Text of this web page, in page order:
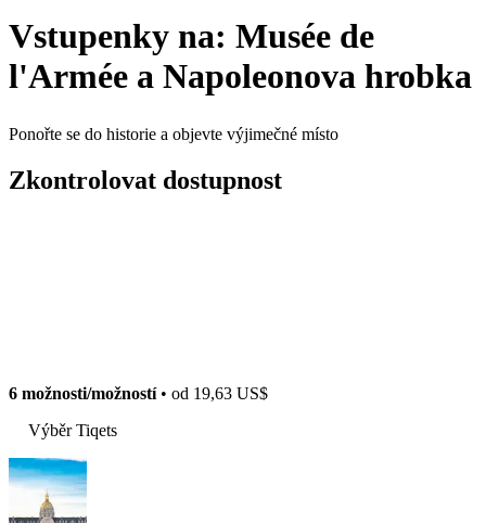
Vstupenky na: Musée de
l'Armée a Napoleonova hrobka
Ponořte se do historie a objevte výjimečné místo
Zkontrolovat dostupnost
6 možnosti/možností• od 19,63 US$
Výběr Tiqets